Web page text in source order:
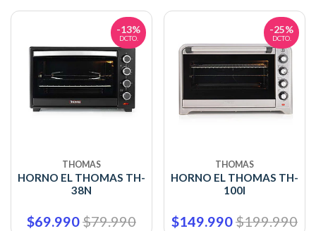
-13%
DCTO.
THOMAS
HORNO EL THOMAS TH-
38N
$69.990$79.990
-25%
DCTO.
THOMAS
HORNO EL THOMAS TH-
100I
$149.990$199.990